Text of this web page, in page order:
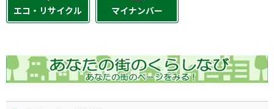
エコ・リサイクル マイナンバー